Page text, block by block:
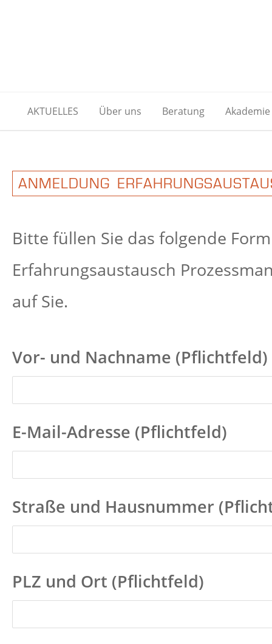
AKTUELLES Über uns Beratung Akademie
ANMELDUNG
Bitte füllen Sie das folgende
Erfahrungsaustausch
auf Sie.
Vor- und Nachname (Pflichtfeld)
E-Mail-Adresse (Pflichtfeld)
Straße und Hausnummer
PLZ und Ort (Pflichtfeld)